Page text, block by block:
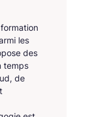
les
des
temps
de